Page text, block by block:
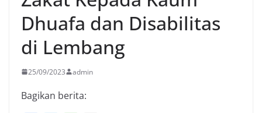
Dhuafa dan Disabilitas
di Lembang
25/09/2023 admin
Bagikan berita: